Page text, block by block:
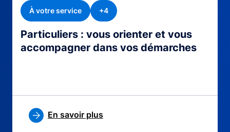
Particuliers : vous orienter et vous
accompagner dans vos démarches
À votre service
+4
En savoir plus